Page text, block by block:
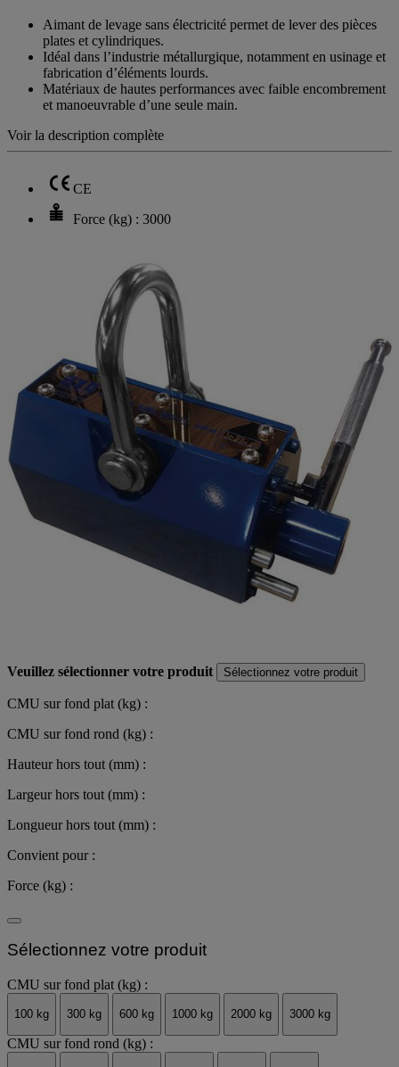
Aimant de levage sans électricité permet de lever des pièces
plates et cylindriques.
Idéal dans l’industrie métallurgique, notamment en usinage et
fabrication d’éléments lourds.
Matériaux de hautes performances avec faible encombrement
et manoeuvrable d’une seule main.
Voir la description complète
CE
Force (kg) : 3000
Veuillez sélectionner votre produit Sélectionnez votre produit
CMU sur fond plat (kg) :
CMU sur fond rond (kg) :
Hauteur hors tout (mm) :
Largeur hors tout (mm) :
Longueur hors tout (mm) :
Convient pour :
Force (kg) :
Sélectionnez votre produit
CMU sur fond plat (kg) :
100 kg 300 kg 600 kg 1000 kg 2000 kg 3000 kg
CMU sur fond rond (kg) :